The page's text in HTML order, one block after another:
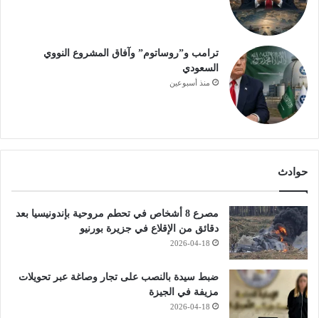
ترامب و”روساتوم” وآفاق المشروع النووي
السعودي
منذ أسبوعين
حوادث
مصرع 8 أشخاص في تحطم مروحية بإندونيسيا بعد
دقائق من الإقلاع في جزيرة بورنيو
2026-04-18
ضبط سيدة بالنصب على تجار وصاغة عبر تحويلات
مزيفة في الجيزة
2026-04-18